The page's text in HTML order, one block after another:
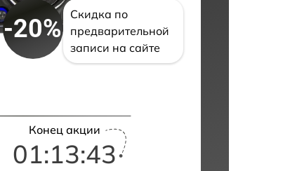
-20%
Скидка по
предварительной
записи на сайте
Конец акции
01:13:42